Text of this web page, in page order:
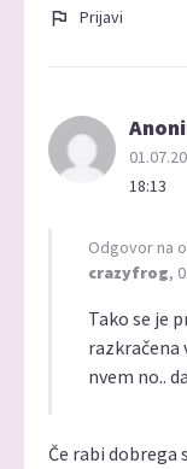
Prijavi
18:13
Odgovor na
crazyfrog,
Tako se je
razkračena
nvem no..
Če rabi dobrega